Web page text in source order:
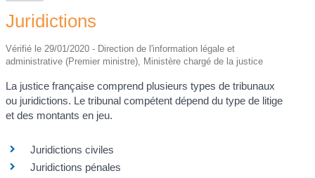
Juridictions
Vérifié le 29/01/2020 - Direction de l'information légale et
administrative (Premier ministre), Ministère chargé de la justice
La justice française comprend plusieurs types de tribunaux
ou juridictions. Le tribunal compétent dépend du type de litige
et des montants en jeu.
Juridictions civiles
Juridictions pénales